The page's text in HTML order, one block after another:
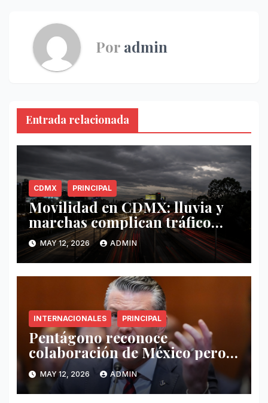
Por admin
Entrada relacionada
CDMX PRINCIPAL
Movilidad en CDMX: lluvia y
marchas complican tráfico
este 12 de mayo
MAY 12, 2026 ADMIN
INTERNACIONALES PRINCIPAL
Pentágono reconoce
colaboración de México pero
exige mayor operatividad
antidrogas
MAY 12, 2026 ADMIN